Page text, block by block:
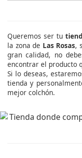
Queremos ser tu
la zona de Las Rosas,
gran calidad, no
encontrar el producto
Si lo deseas,
tienda y
mejor colchón.